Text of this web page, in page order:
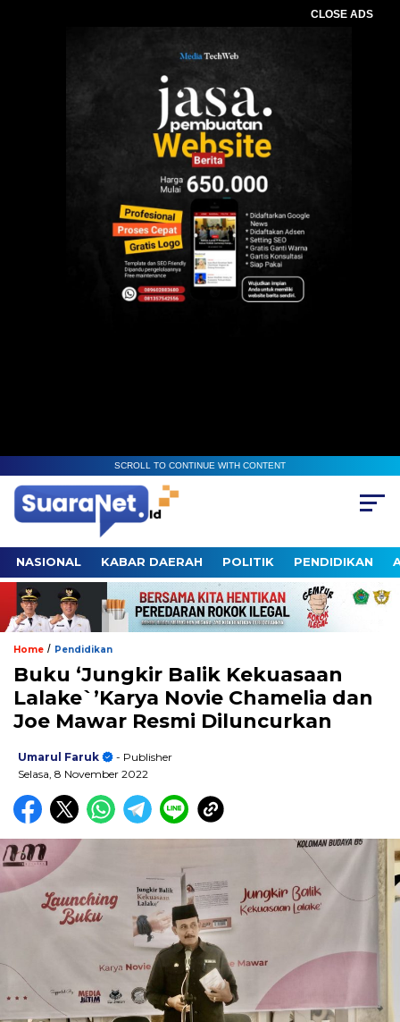
CLOSE ADS
SCROLL TO CONTINUE WITH CONTENT
NASIONAL KABAR DAERAH POLITIK PENDIDIKAN
Home / Pendidikan
Buku ‘Jungkir Balik Kekuasaan
Lalake`’Karya Novie Chamelia dan
Joe Mawar Resmi Diluncurkan
Umarul Faruk
- Publisher
Selasa, 8 November 2022